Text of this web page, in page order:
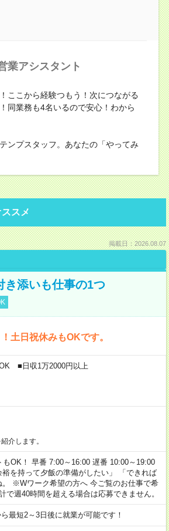
業アシスタント
ここから経験つもう！次につながる
同業務も4名いるので安心！わから
ンプスタッフ。あなたの「やってみ
スメ
掲載日：2026.08.07
き添いも仕事の1つ
土日祝休みもOKです。
■日収1万2000円以上
介します。
OK！ 早番 7:00～16:00 遅番 10:00～19:00
を持って夕飯の準備がしたい」 「できれば
※Wワーク希望の方へ 今ご覧のお仕事で希
週40時間を超える場合は応募できません。
最短2～3日後に就業が可能です！